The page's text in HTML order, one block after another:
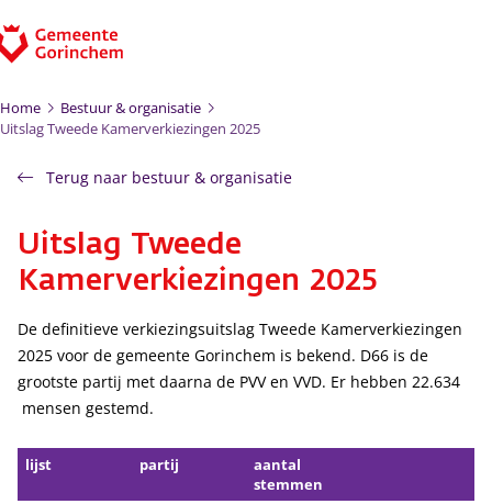
Home
Bestuur & organisatie
Uitslag Tweede Kamerverkiezingen 2025
Terug naar bestuur & organisatie
Uitslag Tweede
Kamerverkiezingen 2025
De definitieve verkiezingsuitslag Tweede Kamerverkiezingen
2025 voor de gemeente Gorinchem is bekend. D66 is de
grootste partij met daarna de PVV en VVD. Er hebben 22.634
mensen gestemd.
lijst partij
aantal
stemmen